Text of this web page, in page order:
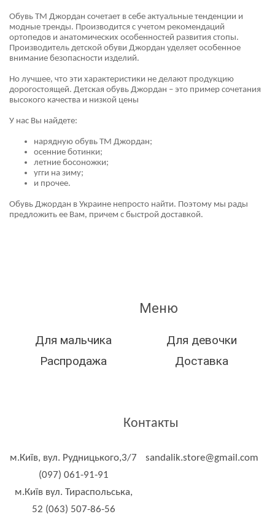
Обувь ТМ Джордан сочетает в себе актуальные тенденции и
модные тренды. Производится с учетом рекомендаций
ортопедов и анатомических особенностей развития стопы.
Производитель детской обуви Джордан уделяет особенное
внимание безопасности изделий.
Но лучшее, что эти характеристики не делают продукцию
дорогостоящей. Детская обувь Джордан – это пример сочетания
высокого качества и низкой цены
У нас Вы найдете:
нарядную обувь ТМ Джордан;
осенние ботинки;
летние босоножки;
угги на зиму;
и прочее.
Обувь Джордан в Украине непросто найти. Поэтому мы рады
предложить ее Вам, причем с быстрой доставкой.
Меню
Для мальчика
Для девочки
Распродажа
Доставка
Контакты
м.Київ, вул. Рудницького,3/7
(097) 061-91-91
м.Київ вул. Тираспольська,
52 (063) 507-86-56
sandalik.store@gmail.com